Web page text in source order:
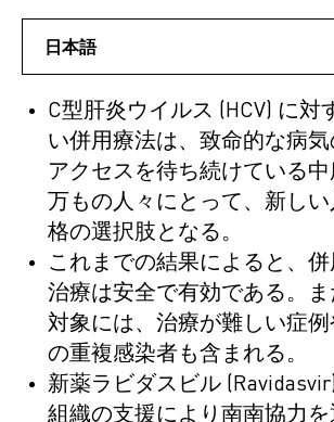
日本語
C型肝炎ウイルス (HCV) に対
い併用療法は、致命的な病
アクセスを待ち続けている中
万もの人々にとって、新し
格の選択肢となる。
これまでの結果によると、
治療は安全で有効である。
対象には、治療が難しい症例
の重複感染者も含まれる。
新薬ラビダスビル
組織の支援により南南協力を